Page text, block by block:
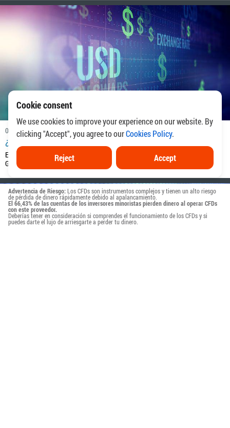
Cookie consent
We use cookies to improve your experience on our website. By
clicking "Accept", you agree to ourCookies Policy.
Reject Accept
Advertencia de Riesgo:Los CFDs son instrumentos complejos y tienen un alto riesgo
de pérdida de dinero rápidamente debido al apalancamiento.
El 66,43% de las cuentas de los inversores minoristas pierden dinero al operar CFDs
con este proveedor.
Deberías tener en consideración si comprendes el funcionamiento de los CFDs y si
puedes darte el lujo de arriesgarte a perder tu dinero.
04.04.2022 09:05
¿QUÉ ESPERAR DE LA PUBLICACIÓN DEL PMI DE USD?
El Instituto de Gestión de Suministros de EE.UU. anunciará el Índice de
Gerentes de Compras (PMI) el 5 de Abril, a las 17:00 hora MT.